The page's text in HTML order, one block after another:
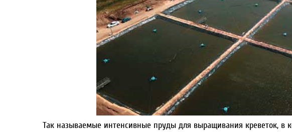
Так называемые интенсивные пруды для выращивания креветок, в